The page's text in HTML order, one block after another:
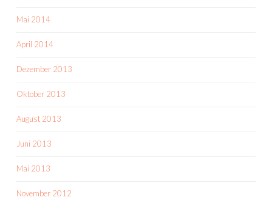
Mai 2014
April 2014
Dezember 2013
Oktober 2013
August 2013
Juni 2013
Mai 2013
November 2012